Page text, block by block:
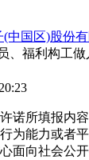
(中国区)股份
、福利构工做
所填报内容
为能力或者
面向社会公